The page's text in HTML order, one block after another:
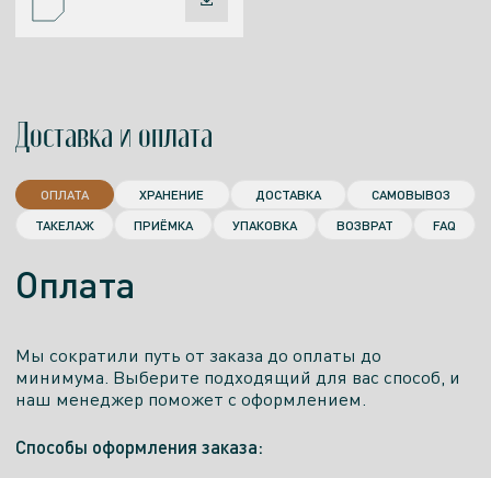
Доставка и оплата
ОПЛАТА ХРАНЕНИЕ ДОСТАВКА
САМОВЫВОЗ
ТАКЕЛАЖ
ПРИЁМКА УПАКОВКА ВОЗВРАТ FAQ
Оплата
Мы сократили путь от заказа до оплаты до
минимума. Выберите подходящий для вас способ, и
наш менеджер поможет с оформлением.
Способы оформления заказа: